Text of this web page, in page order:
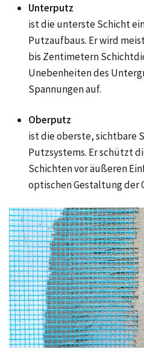
Unterputz
ist die unterste Schicht
Putzaufbaus. Er wird
bis Zentimetern
Unebenheiten des
Spannungen auf.
Oberputz
ist die oberste, sichtbare
Putzsystems. Er schützt
Schichten vor äußeren
optischen Gestaltung der